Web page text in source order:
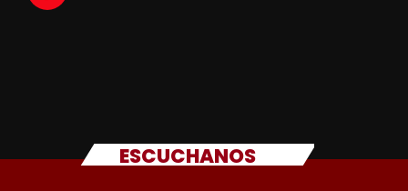
ESCUCHANOS